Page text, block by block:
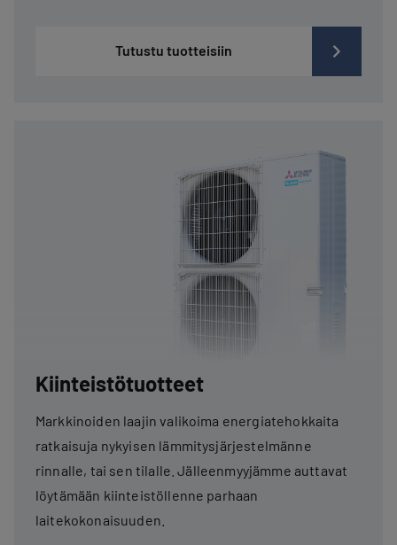
Tutustu tuotteisiin
Kiinteistötuotteet
Markkinoiden laajin valikoima energiatehokkaita
ratkaisuja nykyisen lämmitysjärjestelmänne
rinnalle, tai sen tilalle. Jälleenmyyjämme auttavat
löytämään kiinteistöllenne parhaan
laitekokonaisuuden.